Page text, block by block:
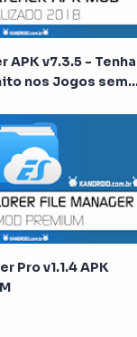
APK v7.3.5 - Tenha
nos Jogos sem
Pro v1.1.4 APK